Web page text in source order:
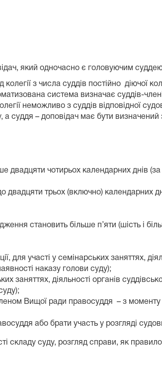
який одночасно є головуючим суддею
з числа суддів постійно діючої
система визначає суддів-
неможливо з суддів відповідної
а суддя – доповідач має бути визначений
двадцяти чотирьох календарних днів
двадцяти трьох (включно) календарних
становить більше п’яти (шість і
участі у семінарських заняттях,
наказу голови суду);
заняттях, діяльності органів
Вищої ради правосуддя – з
або брати участь у розгляді
складу суду, розгляд справи, як